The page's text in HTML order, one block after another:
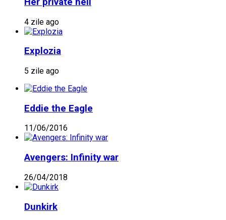
4 zile ago
Explozia
5 zile ago
Eddie the Eagle
11/06/2016
Avengers: Infinity war
26/04/2018
Dunkirk